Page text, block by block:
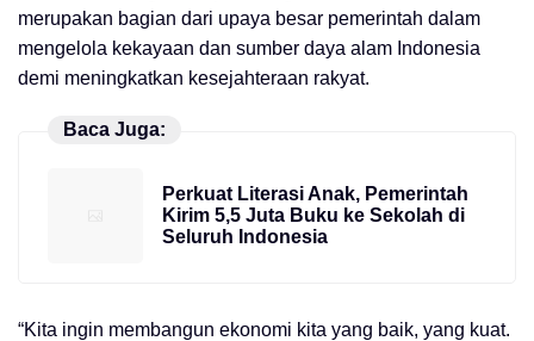
merupakan bagian dari upaya besar pemerintah dalam
mengelola kekayaan dan sumber daya alam Indonesia
demi meningkatkan kesejahteraan rakyat.
Baca Juga:
Perkuat Literasi Anak, Pemerintah
Kirim 5,5 Juta Buku ke Sekolah di
Seluruh Indonesia
“Kita ingin membangun ekonomi kita yang baik, yang kuat.